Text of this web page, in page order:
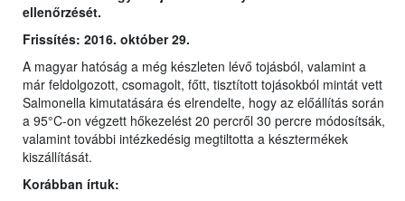
ellenőrzését.
Frissítés: 2016. október 29.
A magyar hatóság a még készleten lévő tojásból, valamint a
már feldolgozott, csomagolt, főtt, tisztított tojásokból mintát vett
Salmonella kimutatására és elrendelte, hogy az előállítás során
a 95°C-on végzett hőkezelést 20 percről 30 percre módosítsák,
valamint további intézkedésig megtiltotta a késztermékek
kiszállítását.
Korábban írtuk: